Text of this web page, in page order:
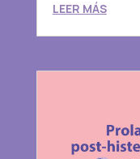
LEER MÁS